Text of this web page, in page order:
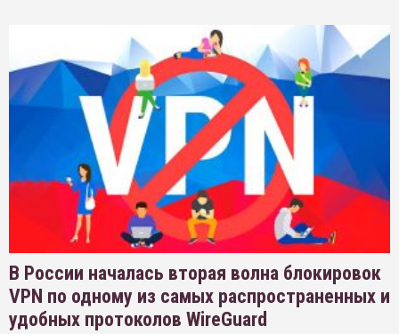
В России началась вторая волна блокировок
VPN по одному из самых распространенных и
удобных протоколов WireGuard